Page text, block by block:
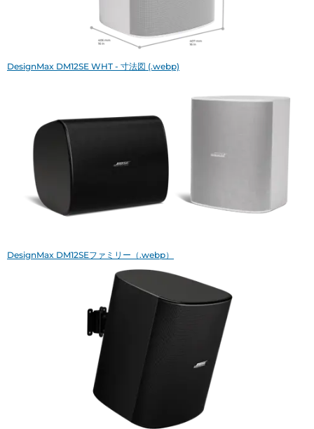
DesignMax DM12SE WHT - 寸法図 (.webp)
DesignMax DM12SEファミリー（.webp）